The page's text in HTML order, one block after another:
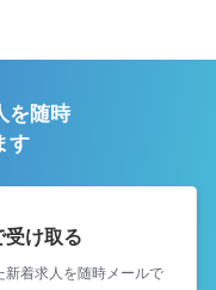
を随時
す
け取る
新着求人を随時メールで